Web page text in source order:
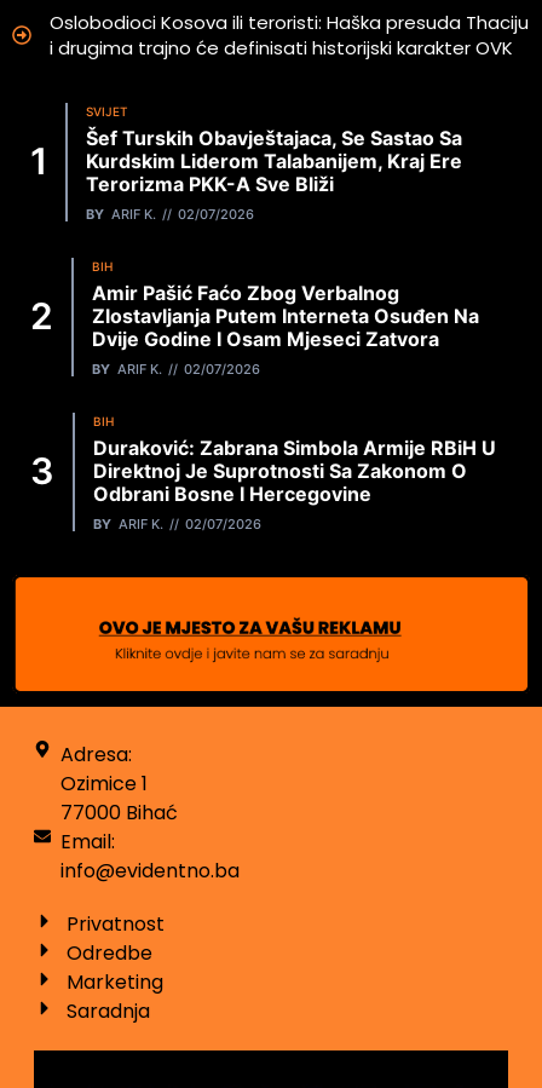
Oslobodioci Kosova ili teroristi: Haška presuda Thaciju
i drugima trajno će definisati historijski karakter OVK
SVIJET
Šef Turskih Obavještajaca, Se Sastao Sa
Kurdskim Liderom Talabanijem, Kraj Ere
Terorizma PKK-A Sve Bliži
BY ARIF K. 02/07/2026
BIH
Amir Pašić Faćo Zbog Verbalnog
Zlostavljanja Putem Interneta Osuđen Na
Dvije Godine I Osam Mjeseci Zatvora
BY ARIF K. 02/07/2026
BIH
Duraković: Zabrana Simbola Armije RBiH U
Direktnoj Je Suprotnosti Sa Zakonom O
Odbrani Bosne I Hercegovine
BY ARIF K. 02/07/2026
Adresa:
Ozimice 1
77000 Bihać
Email:
info@evidentno.ba
Privatnost
Odredbe
Marketing
Saradnja